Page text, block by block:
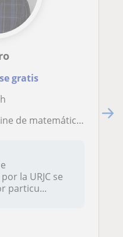
gratis
de matemáticas
la URJC se
particu...